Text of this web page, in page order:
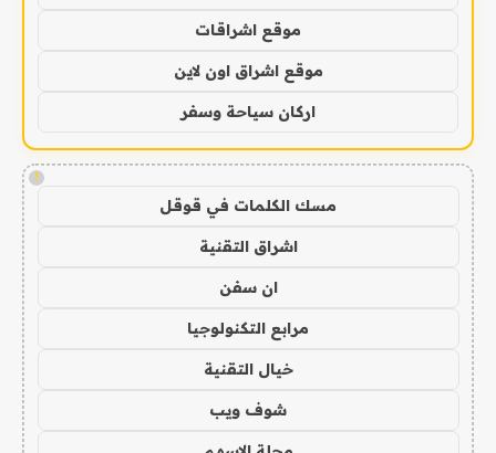
موقع اشراقات
موقع اشراق اون لاين
اركان سياحة وسفر
!
مسك الكلمات في قوقل
اشراق التقنية
ان سفن
مرابع التكنولوجيا
خيال التقنية
شوف ويب